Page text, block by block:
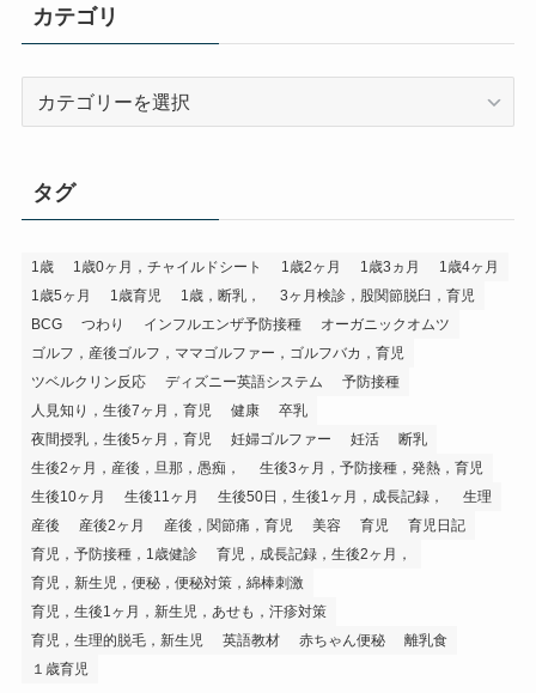
カテゴリ
タグ
1歳 1歳0ヶ月，チャイルドシート 1歳2ヶ月 1歳3ヵ月
1歳4ヶ月
1歳5ヶ月
1歳育児 1歳，断乳，
3ヶ月検診，股関節脱臼，育児
BCG
つわり インフルエンザ予防接種
オーガニックオムツ
ゴルフ，産後ゴルフ，ママゴルファー，ゴルフバカ，育児
ツベルクリン反応
ディズニー英語システム
予防接種
人見知り，生後7ヶ月，育児
健康
卒乳
夜間授乳，生後5ヶ月，育児
妊婦ゴルファー 妊活
断乳
生後2ヶ月，産後，旦那，愚痴，
生後3ヶ月，予防接種，発熱，育児
生後10ヶ月
生後11ヶ月 生後50日，生後1ヶ月，成長記録，
生理
産後
産後2ヶ月 産後，関節痛，育児 美容 育児
育児日記
育児，予防接種，1歳健診
育児，成長記録，生後2ヶ月，
育児，新生児，便秘，便秘対策，綿棒刺激
育児，生後1ヶ月，新生児，あせも，汗疹対策
育児，生理的脱毛，新生児
英語教材 赤ちゃん便秘
離乳食
１歳育児